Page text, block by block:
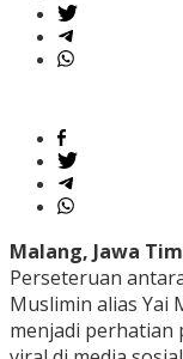
Malang, Jawa
Perseteruan
Muslimin alias Yai
menjadi perhatian